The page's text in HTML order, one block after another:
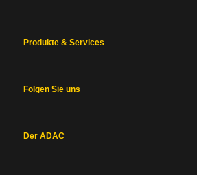
Produkte & Services
Folgen Sie uns
Der ADAC